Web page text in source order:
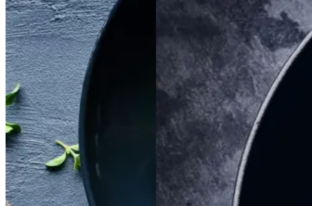
SatjaSatja de
pollopollo
BraiseretBraiseret
oksetværreboksetvæ
rreb